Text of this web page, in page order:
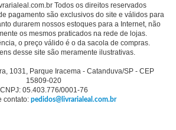
Todos os direitos reservados
pagamento são exclusivos do site e válidos para
durarem nossos estoques para a Internet, não
os mesmos praticados na rede de lojas.
o preço válido é o da sacola de compras.
desse site são meramente ilustrativas.
1031, Parque Iracema - Catanduva/SP - CEP
15809-020
CNPJ: 05.403.776/0001-76
contato: pedidos@livrarialeal.com.br